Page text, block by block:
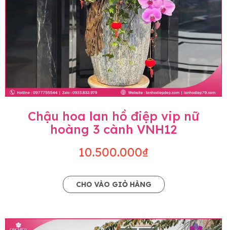
Chậu hoa lan hồ điệp vip nữ
hoàng 3 cành VNH12
10.500.000₫
CHO VÀO GIỎ HÀNG